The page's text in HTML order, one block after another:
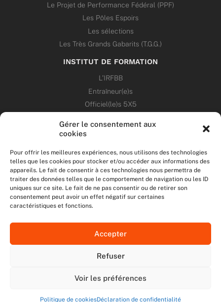
Gérer le consentement aux
cookies
Pour offrir les meilleures expériences, nous utilisons des technologies
telles que les cookies pour stocker et/ou accéder aux informations des
appareils. Le fait de consentir à ces technologies nous permettra de
traiter des données telles que le comportement de navigation ou les ID
uniques sur ce site. Le fait de ne pas consentir ou de retirer son
consentement peut avoir un effet négatif sur certaines
caractéristiques et fonctions.
Accepter
Refuser
Voir les préférences
Politique de cookiesDéclaration de confidentialité
Le Projet de Performance Fédéral (PPF)
Les Pôles Espoirs
Les sélections
Les Très Grands Gabarits (T.G.G.)
INSTITUT DE FORMATION
L’IRFBB
Entraîneur(e)s
Officiel(le)s 5X5
ANNONCES
ÉVÉNEMENTS
NOS RÉSEAUX SOCIAUX
b
o
T
i
t
r
I
s
a
r
u
e
MENTIONS LÉGALES
DONNÉES PERSONNELLES